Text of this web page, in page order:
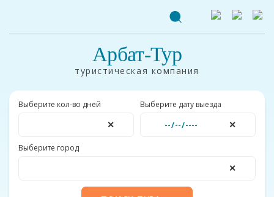
Арбат-Тур
туристическая компания
Выберите кол-во дней
✕
Выберите дату выезда
✕
Выберите город
✕